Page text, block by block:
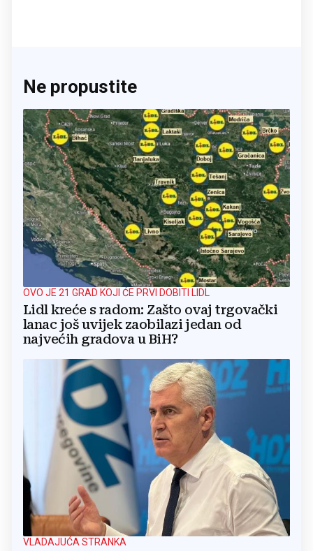
Ne propustite
OVO JE 21 GRAD KOJI ĆE PRVI DOBITI LIDL
Lidl kreće s radom: Zašto ovaj trgovački
lanac još uvijek zaobilazi jedan od
najvećih gradova u BiH?
VLADAJUĆA STRANKA